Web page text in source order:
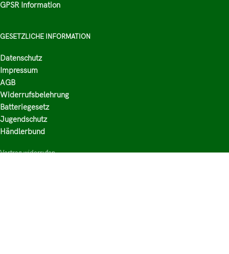
GPSR Information
GESETZLICHE INFORMATION
Datenschutz
Impressum
AGB
Widerrufsbelehrung
Batteriegesetz
Jugendschutz
Händlerbund
Vertrag widerrufen